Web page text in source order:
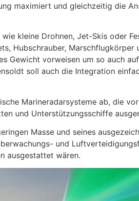
maximiert und gleichzeitig die
kleine Drohnen, Jet-Skis oder
Hubschrauber, Marschflugkörper
Gewicht vorweisen um so auch
soll auch die Integration
Marineradarsysteme ab, die
und Unterstützungsschiffe
Masse und seines
und
ausgestattet wären.